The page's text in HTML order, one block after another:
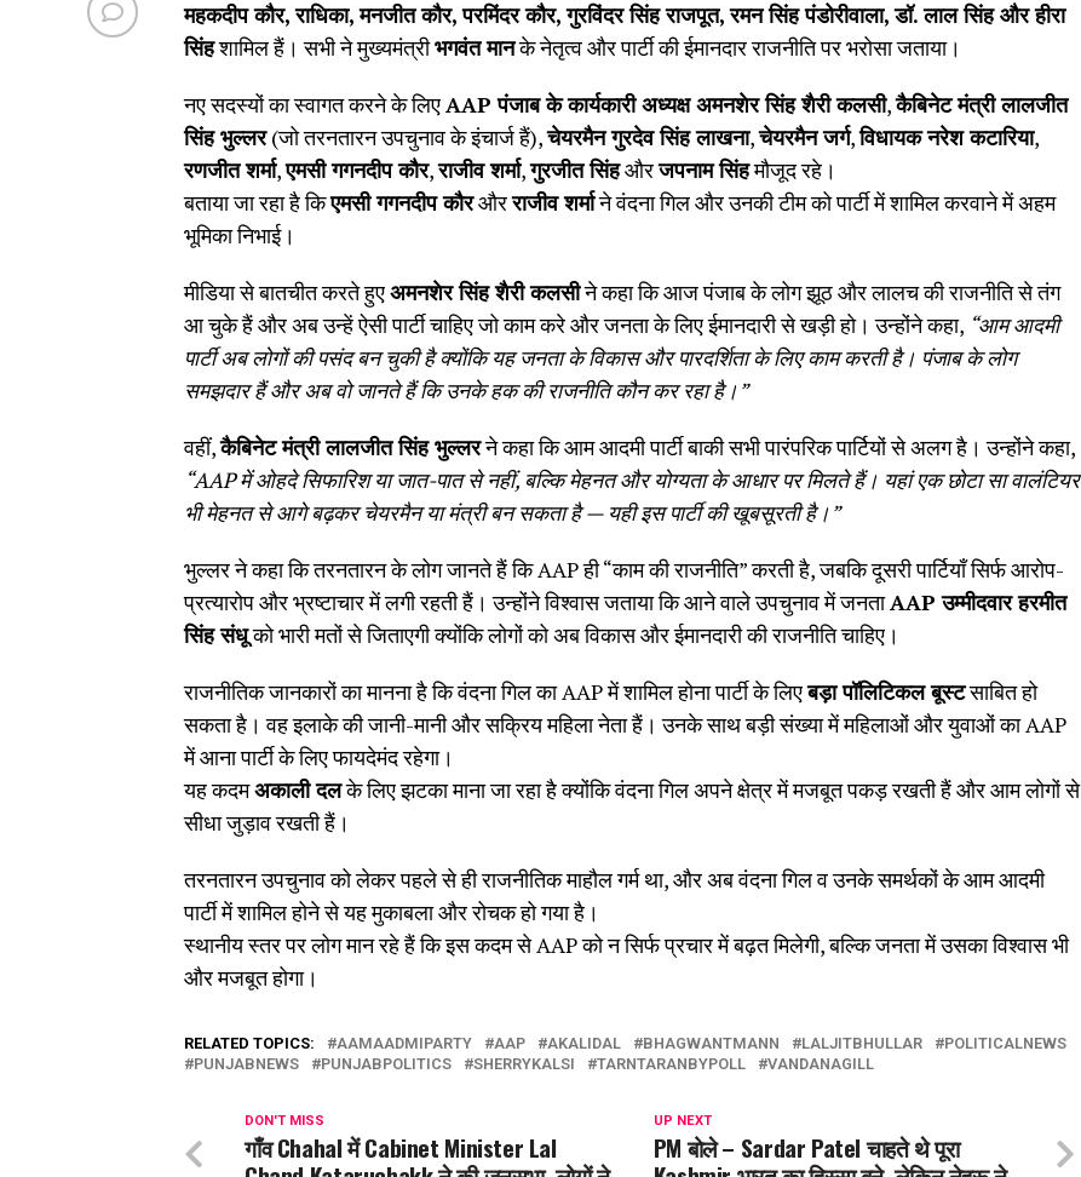
महकदीप कौर,राधिका,मनजीत कौर,परमिंदर कौर,गुरविंदर सिंह राजपूत,रमन सिंह पंडोरीवाला,डॉ. लाल सिंह और हीरा
सिंहशामिल हैं। सभी ने मुख्यमंत्रीभगवंत मानके नेतृत्व और पार्टी की ईमानदार राजनीति पर भरोसा जताया।
नए सदस्यों का स्वागत करने के लिएAAPपंजाब के कार्यकारी अध्यक्ष अमनशेर सिंह शैरी कलसी,कैबिनेट मंत्री लालजीत
सिंह भुल्लर(जो तरनतारन उपचुनाव के इंचार्ज हैं),चेयरमैन गुरदेव सिंह लाखना,चेयरमैन जर्ग,विधायक नरेश कटारिया,
रणजीत शर्मा,एमसी गगनदीप कौर,राजीव शर्मा,गुरजीत सिंहऔरजपनाम सिंहमौजूद रहे।
बताया जा रहा है किएमसी गगनदीप कौरऔरराजीव शर्माने वंदना गिल और उनकी टीम को पार्टी में शामिल करवाने में अहम
भूमिका निभाई।
मीडिया से बातचीत करते हुएअमनशेर सिंह शैरी कलसीने कहा कि आज पंजाब के लोग झूठ और लालच की राजनीति से तंग
आ चुके हैं और अब उन्हें ऐसी पार्टी चाहिए जो काम करे और जनता के लिए ईमानदारी से खड़ी हो। उन्होंने कहा, “आम आदमी
पार्टी अब लोगों की पसंद बन चुकी है क्योंकि यह जनता के विकास और पारदर्शिता के लिए काम करती है। पंजाब के लोग
समझदार हैं और अब वो जानते हैं कि उनके हक की राजनीति कौन कर रहा है। ”
वहीं,कैबिनेट मंत्री लालजीत सिंह भुल्लरने कहा कि आम आदमी पार्टी बाकी सभी पारंपरिक पार्टियों से अलग है। उन्होंने कहा,
“AAPमें ओहदे सिफारिश या जात-पात से नहीं, बल्कि मेहनत और योग्यता के आधार पर मिलते हैं। यहां एक छोटा सा वालंटियर
भी मेहनत से आगे बढ़कर चेयरमैन या मंत्री बन सकता है— यही इस पार्टी की खूबसूरती है। ”
भुल्लर ने कहा कि तरनतारन के लोग जानते हैं कि AAP ही “काम की राजनीति” करती है, जबकि दूसरी पार्टियाँ सिर्फ आरोप-
प्रत्यारोप और भ्रष्टाचार में लगी रहती हैं। उन्होंने विश्वास जताया कि आने वाले उपचुनाव में जनताAAPउम्मीदवार हरमीत
सिंह संधूको भारी मतों से जिताएगी क्योंकि लोगों को अब विकास और ईमानदारी की राजनीति चाहिए।
राजनीतिक जानकारों का मानना है कि वंदना गिल का AAP में शामिल होना पार्टी के लिएबड़ा पॉलिटिकल बूस्टसाबित हो
सकता है। वह इलाके की जानी-मानी और सक्रिय महिला नेता हैं। उनके साथ बड़ी संख्या में महिलाओं और युवाओं का AAP
में आना पार्टी के लिए फायदेमंद रहेगा।
यह कदमअकाली दलके लिए झटका माना जा रहा है क्योंकि वंदना गिल अपने क्षेत्र में मजबूत पकड़ रखती हैं और आम लोगों से
सीधा जुड़ाव रखती हैं।
तरनतारन उपचुनाव को लेकर पहले से ही राजनीतिक माहौल गर्म था, और अब वंदना गिल व उनके समर्थकों के आम आदमी
पार्टी में शामिल होने से यह मुकाबला और रोचक हो गया है।
स्थानीय स्तर पर लोग मान रहे हैं कि इस कदम से AAP को न सिर्फ प्रचार में बढ़त मिलेगी, बल्कि जनता में उसका विश्वास भी
और मजबूत होगा।
RELATED TOPICS: AAMAADMIPARTY AAP AKALIDAL BHAGWANTMANN LALJITBHULLAR
POLITICALNEWS
PUNJABNEWS
PUNJABPOLITICS SHERRYKALSI TARNTARANBYPOLL VANDANAGILL
UP NEXT
PM बोले – Sardar Patel चाहते थे पूरा
DON'T MISS
गाँव Chahal में Cabinet Minister Lal